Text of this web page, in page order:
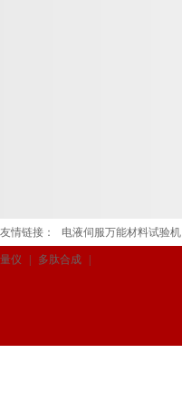
友情链接： 电液伺服万能材料试验机
量仪 | 多肽合成 |